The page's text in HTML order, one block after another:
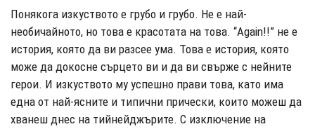
Понякога изкуството е грубо и грубо. Не е най-
необичайното, но това е красотата на това. “Again!!” не е
история, която да ви разсее ума. Това е история, която
може да докосне сърцето ви и да ви свърже с нейните
герои. И изкуството му успешно прави това, като има
една от най-ясните и типични прически, които можеш да
хванеш днес на тийнейджърите. С изключение на